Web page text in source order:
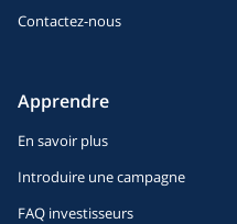
Contactez-nous
Apprendre
En savoir plus
Introduire une campagne
FAQ investisseurs